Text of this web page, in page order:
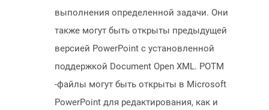
выполнения определенной задачи. Они
также могут быть открыты предыдущей
версией PowerPoint с установленной
поддержкой Document Open XML. POTM
-файлы могут быть открыты в Microsoft
PowerPoint для редактирования, как и